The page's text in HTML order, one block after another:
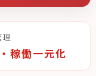
稼働一元化